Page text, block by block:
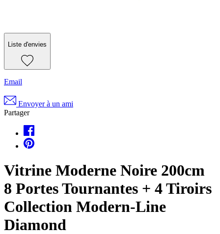
Liste d'envies
Email
Envoyer à un ami
Partager
Vitrine Moderne Noire 200cm
8 Portes Tournantes + 4 Tiroirs
Collection Modern-Line
Diamond